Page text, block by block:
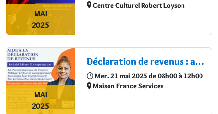
MAI
2025
Centre Culturel Robert Loyson
MAI
2025
Déclaration de revenus : accompagnement pour micro-entrepreneurs
Mer. 21 mai 2025 de 08h00 à 12h00
Maison France Services